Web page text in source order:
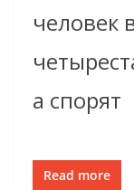
человек
а спорят
Read more